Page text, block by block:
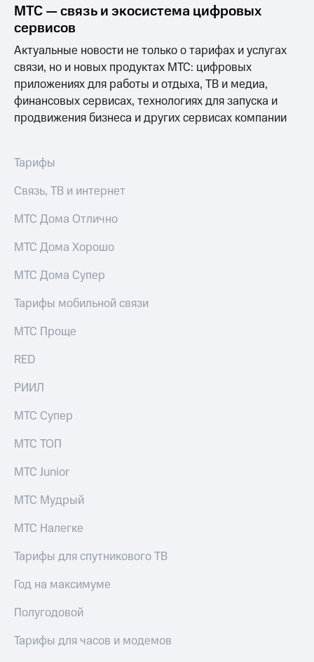
приобретения
Порядок
акций
Дивиденды
Рынок
облигаций
Описание
именных
облигаций
Другое
Регистратор
Реквизиты
Контакты
развитие
деловая этика
На главную
МТС — связь и экосистема цифровых
сервисов
Актуальные новости не только о тарифах и услугах
связи, но и новых продуктах МТС: цифровых
приложениях для работы и отдыха, ТВ и медиа,
финансовых сервисах, технологиях для запуска и
продвижения бизнеса и других сервисах компании
Тарифы
Связь, ТВ и интернет
МТС Дома Отлично
МТС Дома Хорошо
МТС Дома Супер
Тарифы мобильной связи
МТС Проще
RED
РИИЛ
МТС Супер
МТС ТОП
МТС Junior
МТС Мудрый
МТС Налегке
Тарифы для спутникового ТВ
Год на максимуме
Полугодовой
Тарифы для часов и модемов